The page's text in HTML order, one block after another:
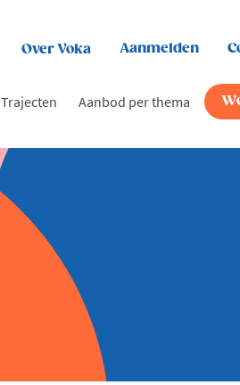
Over Voka Aanmelden
Trajecten Aanbod per thema